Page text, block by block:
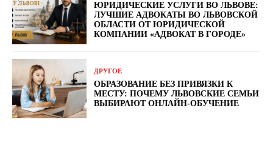
ЮРИДИЧЕСКИЕ УСЛУГИ ВО ЛЬВОВЕ:
ЛУЧШИЕ АДВОКАТЫ ВО ЛЬВОВСКОЙ
ОБЛАСТИ ОТ ЮРИДИЧЕСКОЙ
КОМПАНИИ «АДВОКАТ В ГОРОДЕ»
ДРУГОЕ
ОБРАЗОВАНИЕ БЕЗ ПРИВЯЗКИ К
МЕСТУ: ПОЧЕМУ ЛЬВОВСКИЕ СЕМЬИ
ВЫБИРАЮТ ОНЛАЙН-ОБУЧЕНИЕ